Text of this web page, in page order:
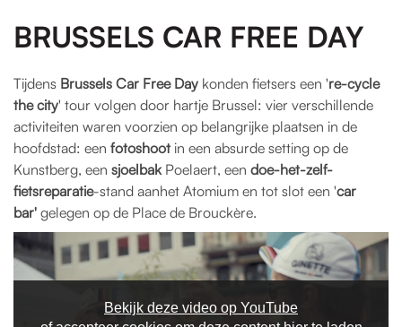
BRUSSELS CAR FREE DAY
Tijdens Brussels Car Free Day konden fietsers een 're-cycle
the city' tour volgen door hartje Brussel: vier verschillende
activiteiten waren voorzien op belangrijke plaatsen in de
hoofdstad: een fotoshoot in een absurde setting op de
Kunstberg, een sjoelbakPoelaert, een doe-het-zelf-
fietsreparatie-stand aanhet Atomium en tot slot een 'car
bar' gelegen op de Place de Brouckère.
Bekijk deze video op YouTube